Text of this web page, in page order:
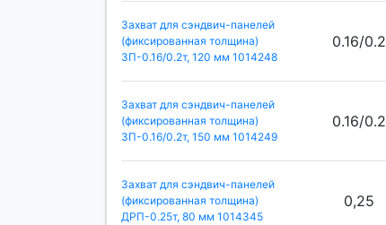
Захват для сэндвич-панелей
(фиксированная толщина)
ЗП-0.16/0.2т, 120 мм 1014248
0.16/0.2
Захват для сэндвич-панелей
(фиксированная толщина)
ЗП-0.16/0.2т, 150 мм 1014249
0.16/0.2
Захват для сэндвич-панелей
(фиксированная толщина)
ДРП-0.25т, 80 мм 1014345
0,25